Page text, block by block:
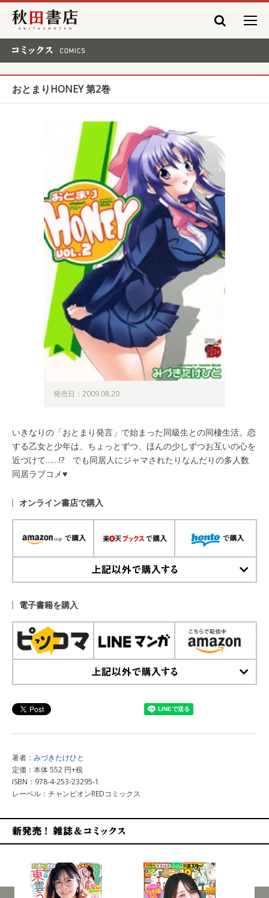
秋田書店
おとまりHONEY 第2巻
発売日：2009.08.20
いきなりの「おとまり発言」で始まった同級生との同棲生活。恋
する乙女と少年は、ちょっとずつ、ほんの少しずつお互いの心を
近づけて……!? でも同居人にジャマされたりなんだりの多人数
同居ラブコメ♥
オンライン書店で購入
電子書籍を購入
著者： みづきたけひと
定価：本体 552 円+税
ISBN：978-4-253-23295-1
レーベル：チャンピオンREDコミックス